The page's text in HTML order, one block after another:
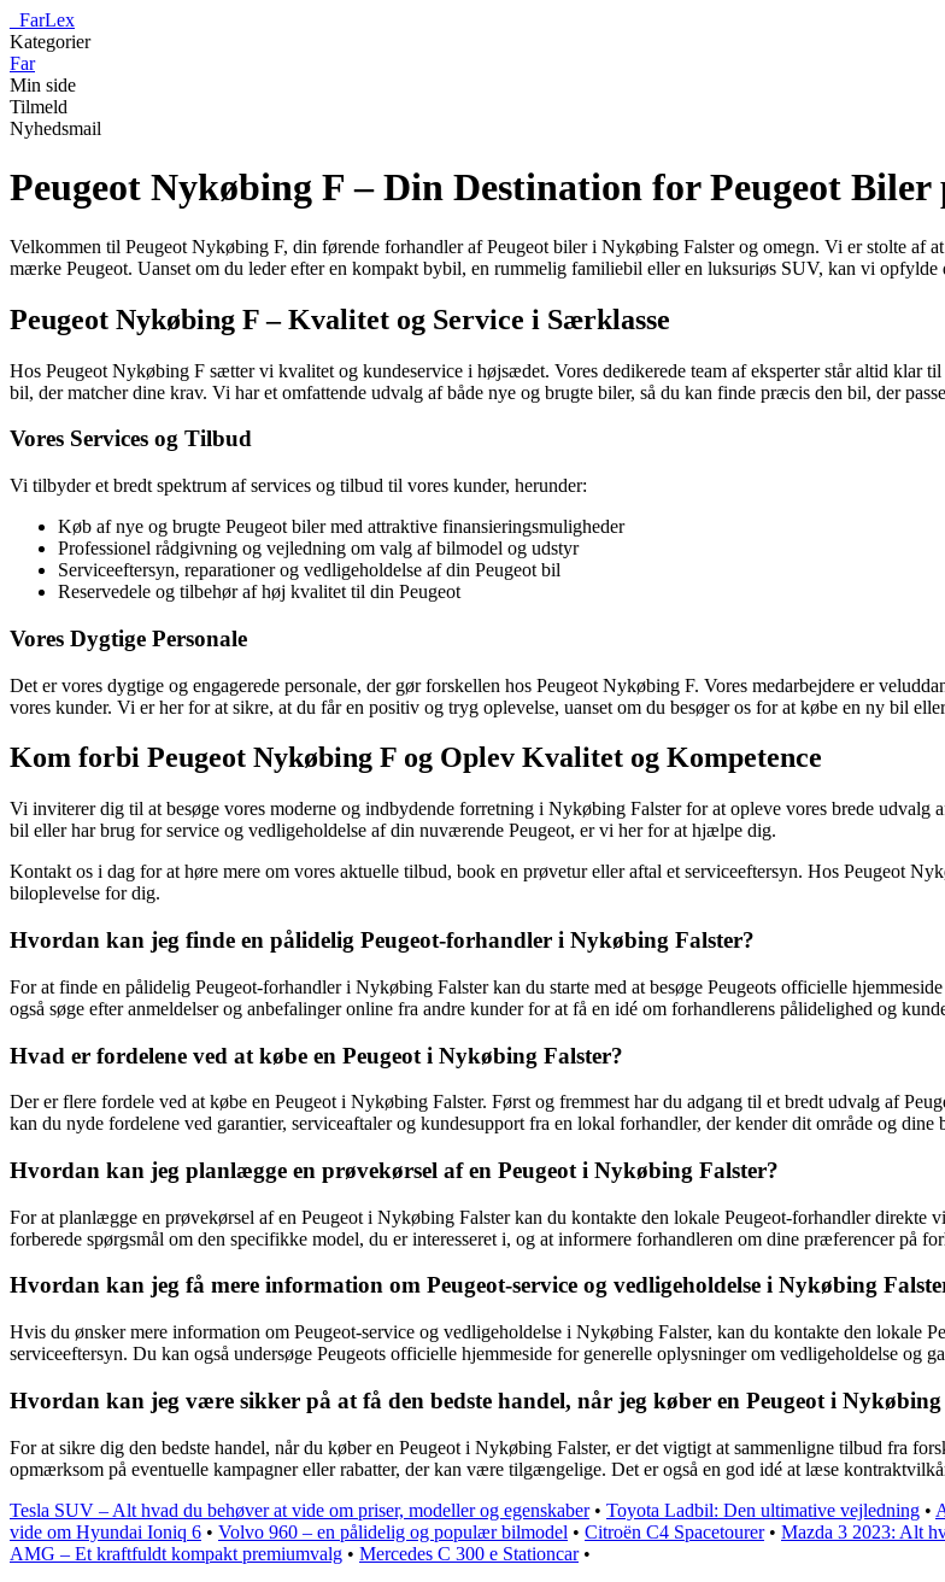
FarLex
Kategorier
Far
Min side
Tilmeld
Nyhedsmail
Peugeot Nykøbing F – Din Destination for Peugeot
Velkommen til Peugeot Nykøbing F, din førende forhandler af Peugeot biler i Nykøbing Falster og omegn. Vi er stolte af
mærke Peugeot. Uanset om du leder efter en kompakt bybil, en rummelig familiebil eller en luksuriøs SUV, kan vi opfylde
Peugeot Nykøbing F – Kvalitet og Service i Særklasse
Hos Peugeot Nykøbing F sætter vi kvalitet og kundeservice i højsædet. Vores dedikerede team af eksperter står altid klar
bil, der matcher dine krav. Vi har et omfattende udvalg af både nye og brugte biler, så du kan finde præcis den bil, der
Vores Services og Tilbud
Vi tilbyder et bredt spektrum af services og tilbud til vores kunder, herunder:
Køb af nye og brugte Peugeot biler med attraktive finansieringsmuligheder
Professionel rådgivning og vejledning om valg af bilmodel og udstyr
Serviceeftersyn, reparationer og vedligeholdelse af din Peugeot bil
Reservedele og tilbehør af høj kvalitet til din Peugeot
Vores Dygtige Personale
Det er vores dygtige og engagerede personale, der gør forskellen hos Peugeot Nykøbing F. Vores medarbejdere er
vores kunder. Vi er her for at sikre, at du får en positiv og tryg oplevelse, uanset om du besøger os for at købe en ny bil
Kom forbi Peugeot Nykøbing F og Oplev Kvalitet og Kompetence
Vi inviterer dig til at besøge vores moderne og indbydende forretning i Nykøbing Falster for at opleve vores brede udvalg
bil eller har brug for service og vedligeholdelse af din nuværende Peugeot, er vi her for at hjælpe dig.
Kontakt os i dag for at høre mere om vores aktuelle tilbud, book en prøvetur eller aftal et serviceeftersyn. Hos Peugeot
biloplevelse for dig.
Hvordan kan jeg finde en pålidelig Peugeot-forhandler i Nykøbing Falster?
For at finde en pålidelig Peugeot-forhandler i Nykøbing Falster kan du starte med at besøge Peugeots officielle
også søge efter anmeldelser og anbefalinger online fra andre kunder for at få en idé om forhandlerens pålidelighed og
Hvad er fordelene ved at købe en Peugeot i Nykøbing Falster?
Der er flere fordele ved at købe en Peugeot i Nykøbing Falster. Først og fremmest har du adgang til et bredt udvalg af
kan du nyde fordelene ved garantier, serviceaftaler og kundesupport fra en lokal forhandler, der kender dit område og dine
Hvordan kan jeg planlægge en prøvekørsel af en Peugeot i Nykøbing Falster?
For at planlægge en prøvekørsel af en Peugeot i Nykøbing Falster kan du kontakte den lokale Peugeot-forhandler direkte
forberede spørgsmål om den specifikke model, du er interesseret i, og at informere forhandleren om dine præferencer på
Hvordan kan jeg få mere information om Peugeot-service og vedligeholdelse i Nykøbing
Hvis du ønsker mere information om Peugeot-service og vedligeholdelse i Nykøbing Falster, kan du kontakte den lokale
serviceeftersyn. Du kan også undersøge Peugeots officielle hjemmeside for generelle oplysninger om vedligeholdelse og
Hvordan kan jeg være sikker på at få den bedste handel, når jeg køber en Peugeot i Nykøbing
For at sikre dig den bedste handel, når du køber en Peugeot i Nykøbing Falster, er det vigtigt at sammenligne tilbud fra
opmærksom på eventuelle kampagner eller rabatter, der kan være tilgængelige. Det er også en god idé at læse
Tesla SUV – Alt hvad du behøver at vide om priser, modeller og egenskaber• Toyota Ladbil: Den ultimative vejledning •
vide om Hyundai Ioniq 6 • Volvo 960 – en pålidelig og populær bilmodel • Citroën C4 Spacetourer• Mazda 3 2023: Alt
AMG – Et kraftfuldt kompakt premiumvalg • Mercedes C 300 e Stationcar•